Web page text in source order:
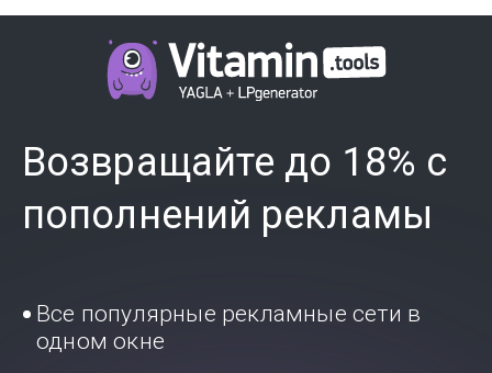
Возвращайте до 18% с
пополнений рекламы
Все популярные рекламные сети в
одном окне